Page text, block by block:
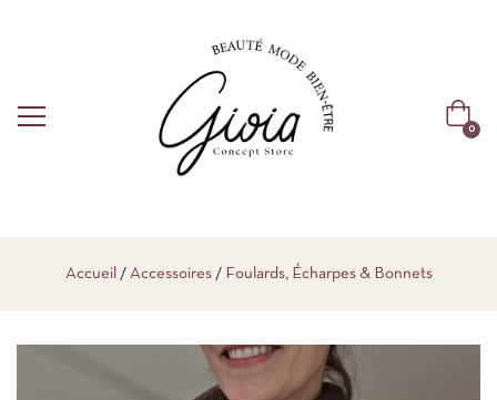
0
Accueil Accessoires Foulards, Écharpes & Bonnets